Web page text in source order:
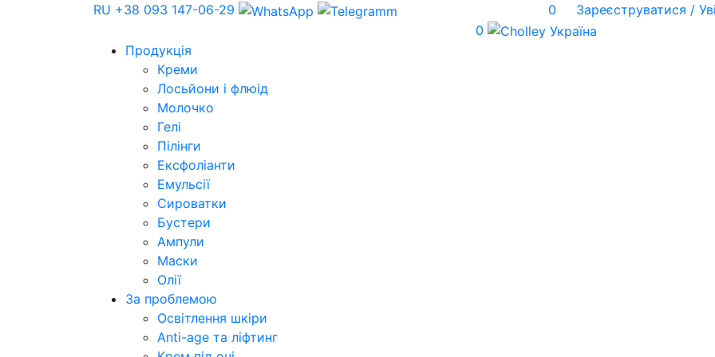
RU +38 093 147-06-29 0
Зареєструватися /
0
Продукція
Креми
Лосьйони і флюід
Молочко
Гелі
Пілінги
Ексфоліанти
Емульсії
Сироватки
Бустери
Ампули
Маски
Олії
За проблемою
Освітлення шкіри
Anti-age та ліфтинг